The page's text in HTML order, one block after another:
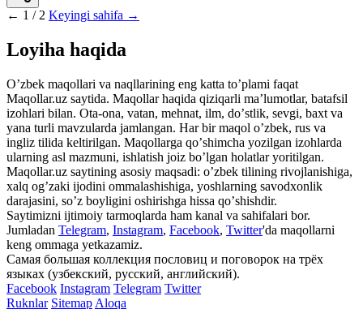
← 1 / 2 Keyingi sahifa →
Loyiha haqida
Oʼzbek maqollari va naqllarining eng katta toʼplami faqat
Maqollar.uz saytida. Maqollar haqida qiziqarli maʼlumotlar, batafsil
izohlari bilan. Ota-ona, vatan, mehnat, ilm, doʼstlik, sevgi, baxt va
yana turli mavzularda jamlangan. Har bir maqol oʼzbek, rus va
ingliz tilida keltirilgan. Maqollarga qoʼshimcha yozilgan izohlarda
ularning asl mazmuni, ishlatish joiz boʼlgan holatlar yoritilgan.
Maqollar.uz saytining asosiy maqsadi: oʼzbek tilining rivojlanishiga,
xalq ogʼzaki ijodini ommalashishiga, yoshlarning savodxonlik
darajasini, soʼz boyligini oshirishga hissa qoʼshishdir.
Saytimizni ijtimoiy tarmoqlarda ham kanal va sahifalari bor.
Jumladan Telegram, Instagram, Facebook, Twitter'da maqollarni
keng ommaga yetkazamiz.
Самая большая коллекция пословиц и поговорок на трёх
языках (узбекский, русский, английский).
Facebook Instagram Telegram Twitter
Ruknlar Sitemap Aloqa